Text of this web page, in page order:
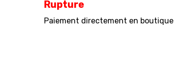
Rupture
Paiement directement en boutique